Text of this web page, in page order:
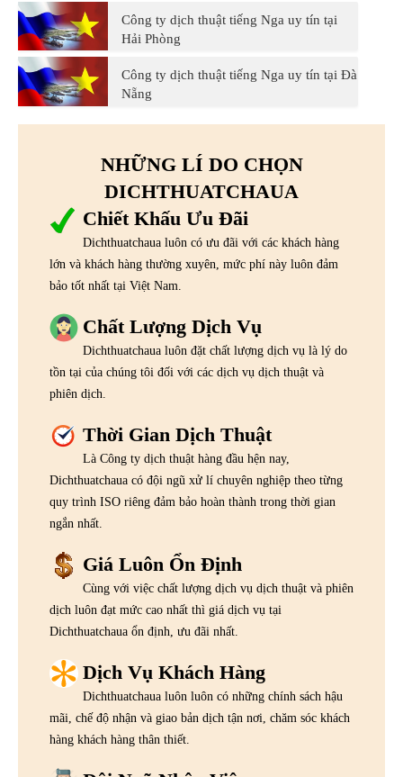
Công ty dịch thuật tiếng Nga uy tín tại
Hải Phòng
Công ty dịch thuật tiếng Nga uy tín tại Đà
Nẵng
NHỮNG LÍ DO CHỌN
DICHTHUATCHAUA
Chiết Khấu Ưu Đãi
Dichthuatchaua luôn có ưu đãi với các khách hàng
lớn và khách hàng thường xuyên, mức phí này luôn đảm
bảo tốt nhất tại Việt Nam.
Chất Lượng Dịch Vụ
Dichthuatchaua luôn đặt chất lượng dịch vụ là lý do
tồn tại của chúng tôi đối với các dịch vụ dịch thuật và
phiên dịch.
Thời Gian Dịch Thuật
Là Công ty dịch thuật hàng đầu hện nay,
Dichthuatchaua có đội ngũ xử lí chuyên nghiệp theo từng
quy trình ISO riêng đảm bảo hoàn thành trong thời gian
ngắn nhất.
Giá Luôn Ổn Định
Cùng với việc chất lượng dịch vụ dịch thuật và phiên
dịch luôn đạt mức cao nhất thì giá dịch vụ tại
Dichthuatchaua ổn định, ưu đãi nhất.
Dịch Vụ Khách Hàng
Dichthuatchaua luôn luôn có những chính sách hậu
mãi, chế độ nhận và giao bản dịch tận nơi, chăm sóc khách
hàng khách hàng thân thiết.